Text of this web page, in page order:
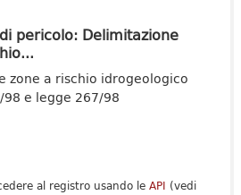
pericolo: Delimitazione
zone a rischio idrogeologico
e legge 267/98
al registro usando le API (vedi